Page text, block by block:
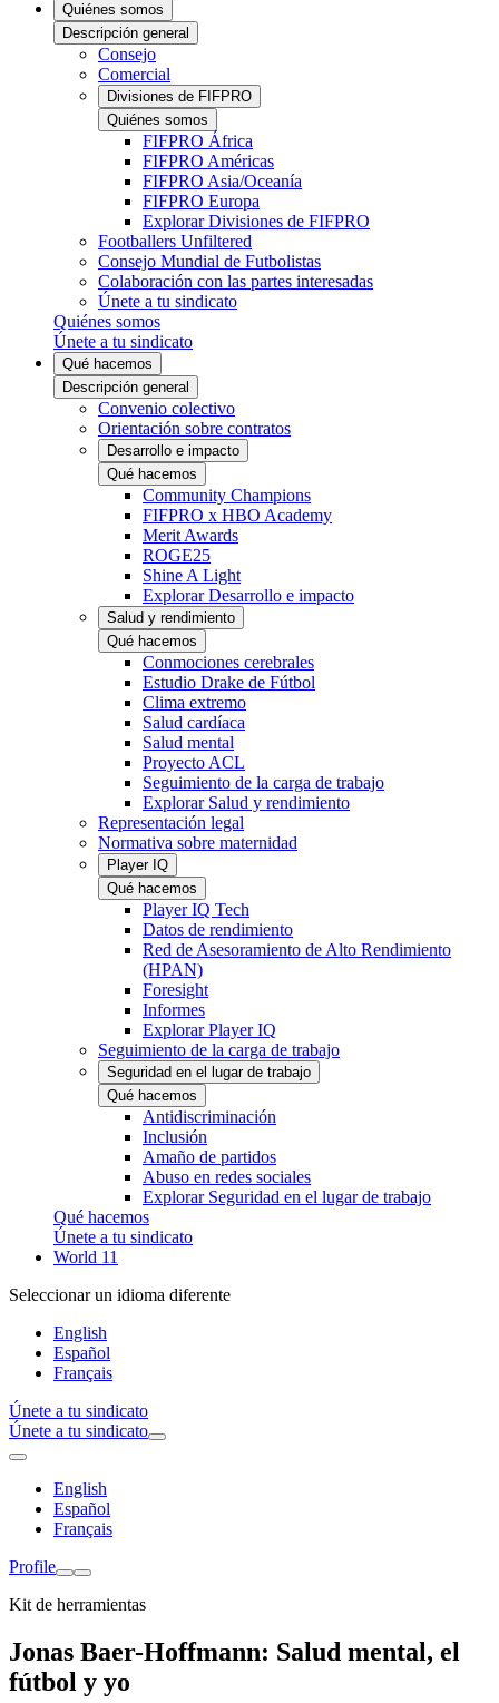
Quiénes somos
Descripción general
Consejo
Comercial
Divisiones de FIFPRO
Quiénes somos
FIFPRO África
FIFPRO Américas
FIFPRO Asia/Oceanía
FIFPRO Europa
Explorar Divisiones de FIFPRO
Footballers Unfiltered
Consejo Mundial de Futbolistas
Colaboración con las partes interesadas
Únete a tu sindicato
Quiénes somos
Únete a tu sindicato
Qué hacemos
Descripción general
Convenio colectivo
Orientación sobre contratos
Desarrollo e impacto
Qué hacemos
Community Champions
FIFPRO x HBO Academy
Merit Awards
ROGE25
Shine A Light
Explorar Desarrollo e impacto
Salud y rendimiento
Qué hacemos
Conmociones cerebrales
Estudio Drake de Fútbol
Clima extremo
Salud cardíaca
Salud mental
Proyecto ACL
Seguimiento de la carga de trabajo
Explorar Salud y rendimiento
Representación legal
Normativa sobre maternidad
Player IQ
Qué hacemos
Player IQ Tech
Datos de rendimiento
Red de Asesoramiento de Alto Rendimiento
(HPAN)
Foresight
Informes
Explorar Player IQ
Seguimiento de la carga de trabajo
Seguridad en el lugar de trabajo
Qué hacemos
Antidiscriminación
Inclusión
Amaño de partidos
Abuso en redes sociales
Explorar Seguridad en el lugar de trabajo
Qué hacemos
Únete a tu sindicato
World 11
Seleccionar un idioma diferente
English
Español
Français
Únete a tu sindicato
Únete a tu sindicato
English
Español
Français
Profile
Kit de herramientas
Jonas Baer-Hoffmann: Salud mental, el
fútbol y yo